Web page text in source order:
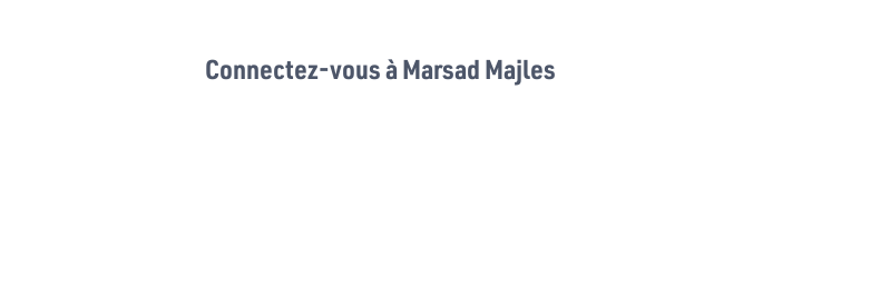
Connectez-vous à Marsad Majles